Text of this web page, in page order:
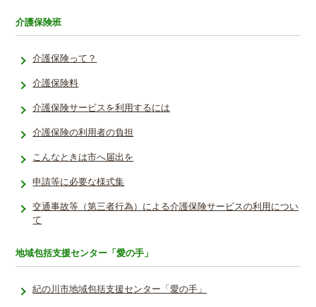
介護保険班
介護保険って？
介護保険料
介護保険サービスを利用するには
介護保険の利用者の負担
こんなときは市へ届出を
申請等に必要な様式集
交通事故等（第三者行為）による介護保険サービスの利用につい
て
地域包括支援センター「愛の手」
紀の川市地域包括支援センター「愛の手」